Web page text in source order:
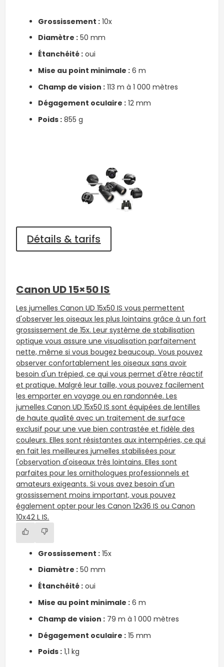
Grossissement : 10x
Diamètre : 50 mm
Étanchéité : oui
Mise au point minimale : 6 m
Champ de vision : 113 m à 1 000 mètres
Dégagement oculaire : 12 mm
Poids : 855 g
Détails & tarifs
Canon UD 15×50 IS
Les jumelles Canon UD 15x50 IS vous permettent
d'observer les oiseaux les plus lointains grâce à un fort
grossissement de 15x. Leur système de stabilisation
optique vous assure une visualisation parfaitement
nette, même si vous bougez beaucoup. Vous pouvez
observer confortablement les oiseaux sans avoir
besoin d'un trépied, ce qui vous permet d'être réactif
et pratique. Malgré leur taille, vous pouvez facilement
les emporter en voyage ou en randonnée. Les
jumelles Canon UD 15x50 IS sont équipées de lentilles
de haute qualité avec un traitement de surface
exclusif pour une vue bien contrastée et fidèle des
couleurs. Elles sont résistantes aux intempéries, ce qui
en fait les meilleures jumelles stabilisées pour
l'observation d'oiseaux très lointains. Elles sont
parfaites pour les ornithologues professionnels et
amateurs exigeants. Si vous avez besoin d'un
grossissement moins important, vous pouvez
également opter pour les Canon 12x36 IS ou Canon
10x42 L IS.
Grossissement : 15x
Diamètre : 50 mm
Étanchéité : oui
Mise au point minimale : 6 m
Champ de vision : 79 m à 1 000 mètres
Dégagement oculaire : 15 mm
Poids : 1,1 kg